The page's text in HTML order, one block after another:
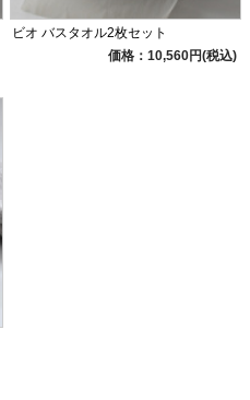
ビオ バスタオル2枚セット
価格：10,560円(税込)